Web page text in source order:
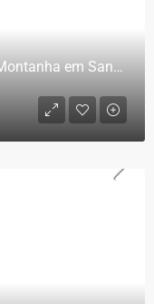
Casa aconchegante no Jardim da Montanha em Santa Teresa/ES